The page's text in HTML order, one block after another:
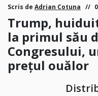
Scris de Adrian Cotuna
Trump,
la primul său
Congresului,
prețul ouălor